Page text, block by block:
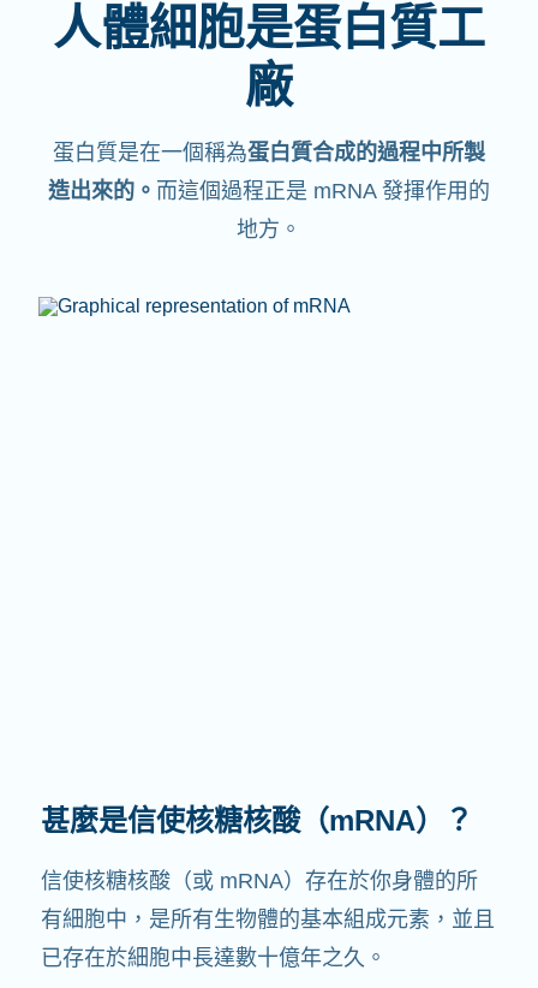
人體細胞是蛋白質工
廠
蛋白質是在一個稱為蛋白質合成的過程中所製
造出來的。 而這個過程正是 mRNA 發揮作用的
地方。
甚麼是信使核糖核酸（mRNA）？
信使核糖核酸（或 mRNA）存在於你身體的所
有細胞中，是所有生物體的基本組成元素，並且
已存在於細胞中長達數十億年之久。